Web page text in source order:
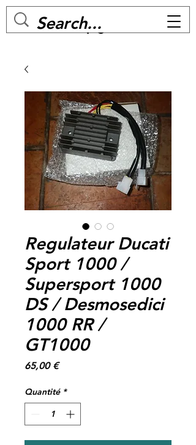
MC BIKE Perpignan
Regulateur Ducati
Sport 1000 /
Supersport 1000
DS / Desmosedici
1000 RR /
GT1000
65,00 €Prix
Quantité *